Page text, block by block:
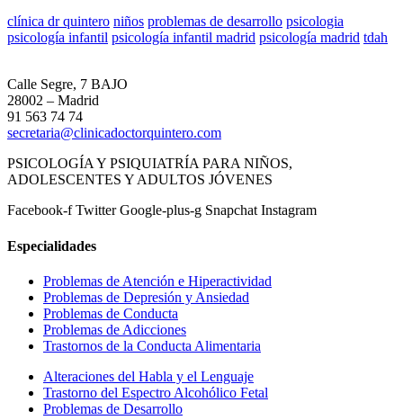
clínica dr quintero niños problemas de desarrollo psicologia
psicología infantil psicología infantil madrid psicología madrid tdah
Calle Segre, 7 BAJO
28002 – Madrid
91 563 74 74
secretaria@clinicadoctorquintero.com
PSICOLOGÍA Y PSIQUIATRÍA PARA NIÑOS,
ADOLESCENTES Y ADULTOS JÓVENES
Facebook-f Twitter Google-plus-g Snapchat Instagram
Especialidades
Problemas de Atención e Hiperactividad
Problemas de Depresión y Ansiedad
Problemas de Conducta
Problemas de Adicciones
Trastornos de la Conducta Alimentaria
Alteraciones del Habla y el Lenguaje
Trastorno del Espectro Alcohólico Fetal
Problemas de Desarrollo